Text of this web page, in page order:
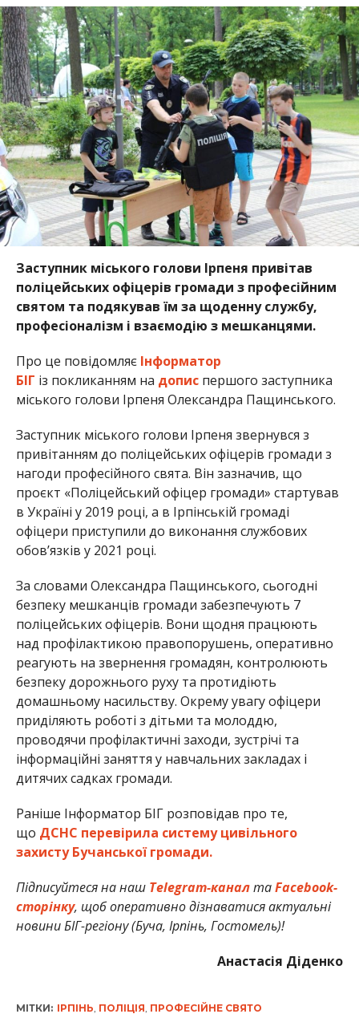
Заступник міського голови Ірпеня привітав
поліцейських офіцерів громади з професійним
святом та подякував їм за щоденну службу,
професіоналізм і взаємодію з мешканцями.
Про це повідомляє Інформатор
БІГ із покликанням на дописпершого заступника
міського голови Ірпеня Олександра Пащинського.
Заступник міського голови Ірпеня звернувся з
привітанням до поліцейських офіцерів громади з
нагоди професійного свята. Він зазначив, що
проєкт «Поліцейський офіцер громади» стартував
в Україні у 2019 році, а в Ірпінській громаді
офіцери приступили до виконання службових
обов’язків у 2021 році.
За словами Олександра Пащинського, сьогодні
безпеку мешканців громади забезпечують 7
поліцейських офіцерів. Вони щодня працюють
над профілактикою правопорушень, оперативно
реагують на звернення громадян, контролюють
безпеку дорожнього руху та протидіють
домашньому насильству. Окрему увагу офіцери
приділяють роботі з дітьми та молоддю,
проводячи профілактичні заходи, зустрічі та
інформаційні заняття у навчальних закладах і
дитячих садках громади.
Раніше Інформатор БІГ розповідав про те,
що ДСНС перевірила систему цивільного
захисту Бучанської громади.
Підписуйтеся на наш Telegram-каналтаFacebook-
сторінку, щоб оперативно дізнаватися актуальні
новини БІГ-регіону (Буча, Ірпінь, Гостомель)!
Анастасія Діденко
МІТКИ: ІРПІНЬ ПОЛІЦІЯ ПРОФЕСІЙНЕ СВЯТО